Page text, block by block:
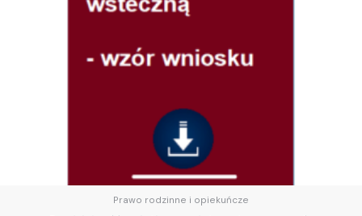
Prawo rodzinne i opiekuńcze